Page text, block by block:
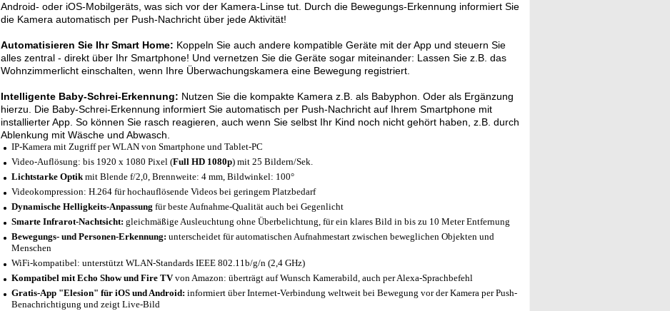
Android- oder iOS-Mobilgeräts, was sich vor der Kamera-Linse tut. Durch die Bewegungs-Erkennung informiert Sie
die Kamera automatisch per Push-Nachricht über jede Aktivität!
Automatisieren Sie Ihr Smart Home: Koppeln Sie auch andere kompatible Geräte mit der App und steuern Sie
alles zentral - direkt über Ihr Smartphone! Und vernetzen Sie die Geräte sogar miteinander: Lassen Sie z.B. das
Wohnzimmerlicht einschalten, wenn Ihre Überwachungskamera eine Bewegung registriert.
Intelligente Baby-Schrei-Erkennung: Nutzen Sie die kompakte Kamera z.B. als Babyphon. Oder als Ergänzung
hierzu. Die Baby-Schrei-Erkennung informiert Sie automatisch per Push-Nachricht auf Ihrem Smartphone mit
installierter App. So können Sie rasch reagieren, auch wenn Sie selbst Ihr Kind noch nicht gehört haben, z.B. durch
Ablenkung mit Wäsche und Abwasch.
IP-Kamera mit Zugriff per WLAN von Smartphone und Tablet-PC
Video-Auflösung: bis 1920 x 1080 Pixel (Full HD 1080p) mit 25 Bildern/Sek.
Lichtstarke Optikmit Blende f/2,0, Brennweite: 4 mm, Bildwinkel: 100°
Videokompression: H.264 für hochauflösende Videos bei geringem Platzbedarf
Dynamische Helligkeits-Anpassung für beste Aufnahme-Qualität auch bei Gegenlicht
Smarte Infrarot-Nachtsicht: gleichmäßige Ausleuchtung ohne Überbelichtung, für ein klares Bild in bis zu 10 Meter Entfernung
Bewegungs- und Personen-Erkennung: unterscheidet für automatischen Aufnahmestart zwischen beweglichen Objekten und
Menschen
WiFi-kompatibel: unterstützt WLAN-Standards IEEE 802.11b/g/n (2,4 GHz)
Kompatibel mit Echo Show und Fire TVvon Amazon: überträgt auf Wunsch Kamerabild, auch per Alexa-Sprachbefehl
Gratis-App "Elesion" für iOS und Android: informiert über Internet-Verbindung weltweit bei Bewegung vor der Kamera per Push-
Benachrichtigung und zeigt Live-Bild